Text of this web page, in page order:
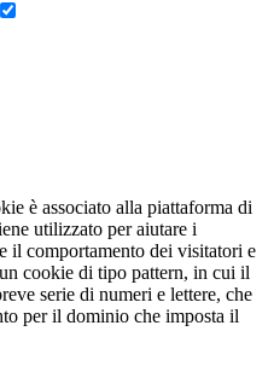
è associato alla piattaforma di
utilizzato per aiutare i
il comportamento dei visitatori e
cookie di tipo pattern, in cui il
serie di numeri e lettere, che
per il dominio che imposta il